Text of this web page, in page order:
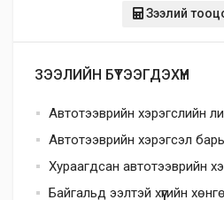
Зээлий
ЗЭЭЛИЙН БҮТЭЭГДЭХҮҮН
Автотээврийн хэрэгслийн
Автотээврийн хэрэгсэл
Хураагдсан автотээврийн
Байгальд ээлтэй хүүгийн